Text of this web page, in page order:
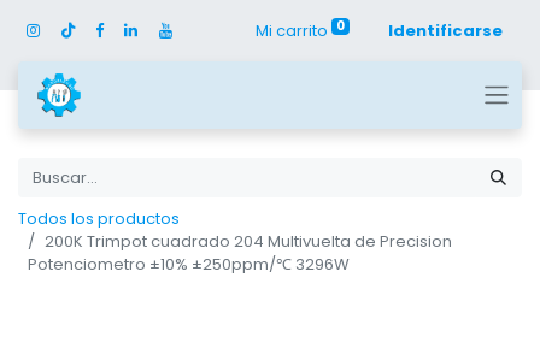
Mi carrito 0 Identificarse
Todos los productos
200K Trimpot cuadrado 204 Multivuelta de Precision
Potenciometro ±10% ±250ppm/℃ 3296W